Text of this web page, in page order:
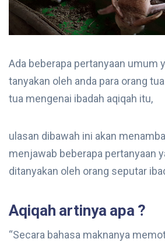
Ada beberapa pertanyaan umum
tanyakan oleh anda para orang
tua mengenai ibadah aqiqah itu,
ulasan dibawah ini akan
menjawab beberapa pertanyaan
ditanyakan oleh orang seputar
Aqiqah artinya apa ?
“Secara bahasa maknanya